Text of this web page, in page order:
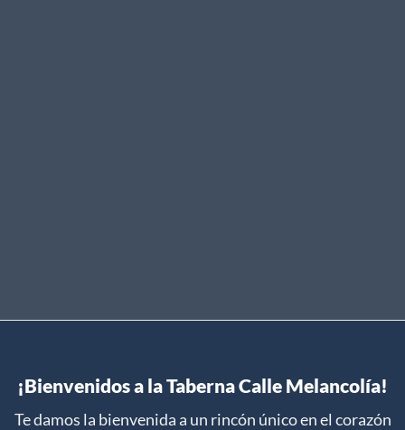
¡Bienvenidos a la Taberna Calle Melancolía!
Te damos la bienvenida a un rincón único en el corazón